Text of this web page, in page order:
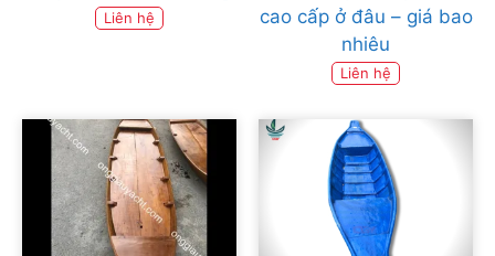
Liên hệ
cao cấp ở đâu – giá bao
nhiêu
Liên hệ